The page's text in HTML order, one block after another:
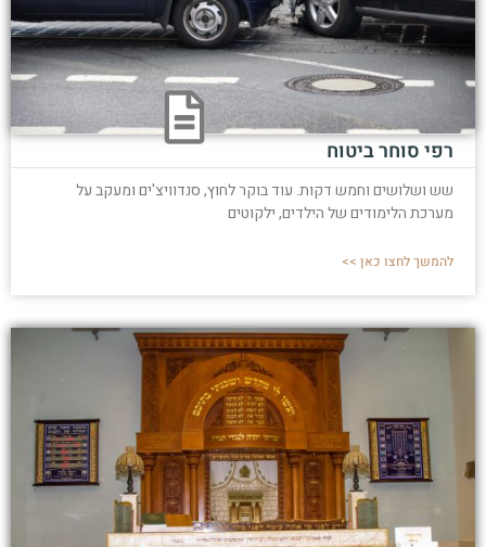
רפי סוחר ביטוח
שש ושלושים וחמש דקות. עוד בוקר לחוץ, סנדוויצ'ים ומעקב על
מערכת הלימודים של הילדים, ילקוטים
להמשך לחצו כאן >>